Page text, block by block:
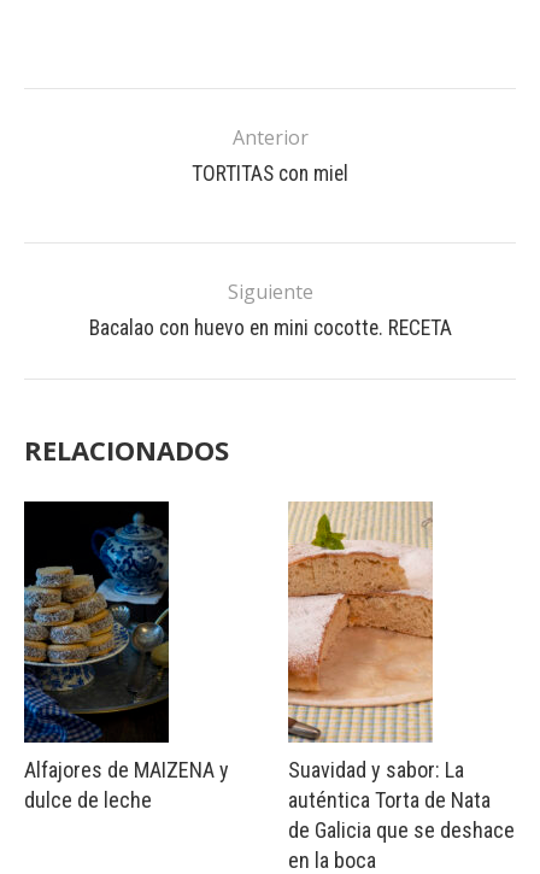
Anterior
TORTITAS con miel
Siguiente
Bacalao con huevo en mini cocotte. RECETA
RELACIONADOS
Alfajores de MAIZENA y
dulce de leche
Suavidad y sabor: La
auténtica Torta de Nata
de Galicia que se deshace
en la boca